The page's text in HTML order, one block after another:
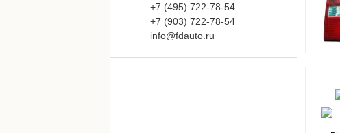
+7 (495) 722-78-54
+7 (903) 722-78-54
info@fdauto.ru